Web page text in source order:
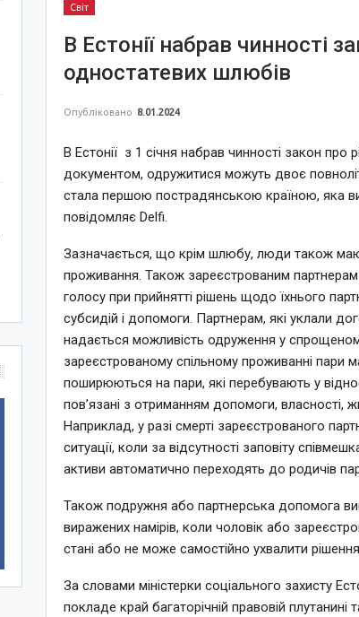
Світ
В Естонії набрав чинності
одностатевих шлюбів
Опубліковано 8.01.2024
В Естонії з 1 січня набрав чинності закон про
документом, одружитися можуть двоє
стала першою пострадянською країною, яка
повідомляє Delfi.
Зазначається, що крім шлюбу, люди також
проживання. Також зареєстрованим
голосу при прийнятті рішень щодо їхнього
субсидій і допомоги. Партнерам, які уклали
надається можливість одруження у
зареєстрованому спільному проживанні пари
поширюються на пари, які перебувають у
пов’язані з отриманням допомоги, власності,
Наприклад, у разі смерті зареєстрованого
ситуації, коли за відсутності заповіту
активи автоматично переходять до родичів
Також подружня або партнерська допомога
виражених намірів, коли чоловік або
стані або не може самостійно ухвалити
За словами міністерки соціального захисту
покладе край багаторічній правовій плутанині